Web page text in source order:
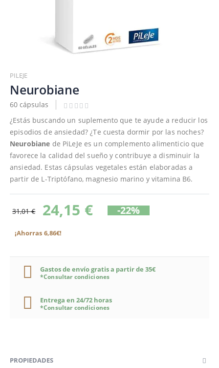
al
comienzo
de
la
galería
de
imágenes
PILEJE
Neurobiane
60 cápsulas
¿Estás buscando un suplemento que te ayude a reducir los
episodios de ansiedad? ¿Te cuesta dormir por las noches?
Neurobiane de PiLeJe es un complemento alimenticio que
favorece la calidad del sueño y contribuye a disminuir la
ansiedad. Estas cápsulas vegetales están elaboradas a
partir de L-Triptófano, magnesio marino y vitamina B6.
31,01 € 24,15 € -22%
¡Ahorras 6,86€!
Gastos de envío gratis a partir de 35€
*Consultar condiciones
Entrega en 24/72 horas
*Consultar condiciones
PROPIEDADES